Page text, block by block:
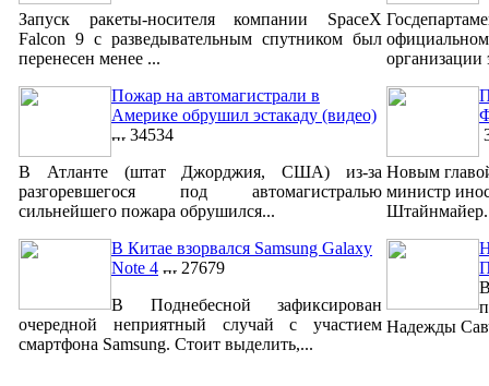
Запуск ракеты-носителя компании SpaceX
Falcon 9 с разведывательным спутником был
перенесен менее ...
Пожар на автомагистрали в
Америке обрушил эстакаду (видео)
34534
В Атланте (штат Джорджия, США) из-за
разгоревшегося под автомагистралью
сильнейшего пожара обрушился...
В Китае взорвался Samsung Galaxy
Note 4
27679
В Поднебесной зафиксирован
очередной неприятный случай с участием
смартфона Samsung. Стоит выделить,...
организации
Новым
министр
Надежды